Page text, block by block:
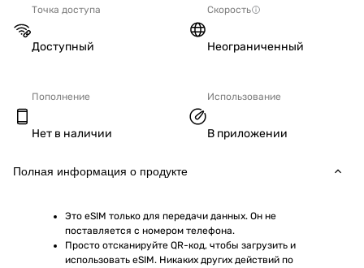
Точка доступа
Доступный
Скорость
Неограниченный
Пополнение
Нет в наличии
Использование
В приложении
Полная информация о продукте
Это eSIM только для передачи данных. Он не
поставляется с номером телефона.
Просто отсканируйте QR-код, чтобы загрузить и
использовать eSIM. Никаких других действий по